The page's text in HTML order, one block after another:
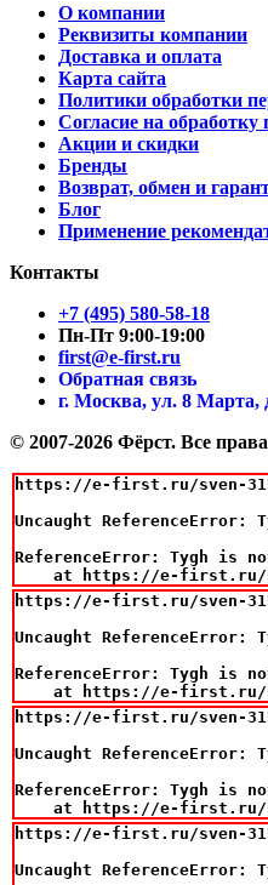
О компании
Реквизиты компании
Доставка и оплата
Карта сайта
Политики обработки
Согласие на
Акции и скидки
Бренды
Возврат, обмен и
Блог
Применение
Контакты
+7 (495) 580-58-18
Пн-Пт 9:00-19:00
first@e-first.ru
Обратная связь
г. Москва, ул. 8 Марта,
© 2007-2026 Фёрст. Все
https://e-first.ru/sven-315-
Uncaught ReferenceError:
ReferenceError: Tygh is
at https://e-
https://e-first.ru/sven-315-
Uncaught ReferenceError:
ReferenceError: Tygh is
at https://e-
https://e-first.ru/sven-315-
Uncaught ReferenceError:
ReferenceError: Tygh is
at https://e-
https://e-first.ru/sven-315-
Uncaught ReferenceError: